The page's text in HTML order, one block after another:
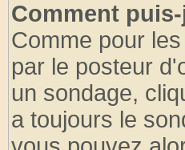
Comment
Comme pour
par le posteur
un sondage,
a toujours le